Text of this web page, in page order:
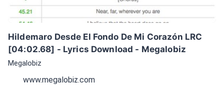
Hildemaro Desde El Fondo De Mi Corazón LRC
[04:02.68] - Lyrics Download - Megalobiz
Megalobiz
www.megalobiz.com